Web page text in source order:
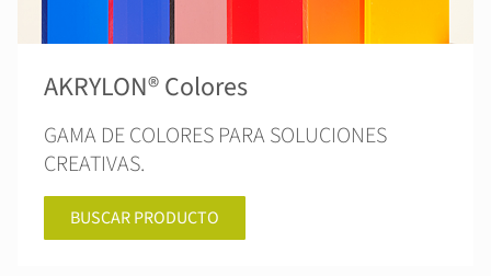
AKRYLON® Colores
GAMA DE COLORES PARA SOLUCIONES
CREATIVAS.
BUSCAR PRODUCTO